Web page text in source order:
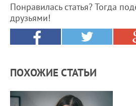
Понравилась статья? Тогда
друзьями!
ПОХОЖИЕ СТАТЬИ